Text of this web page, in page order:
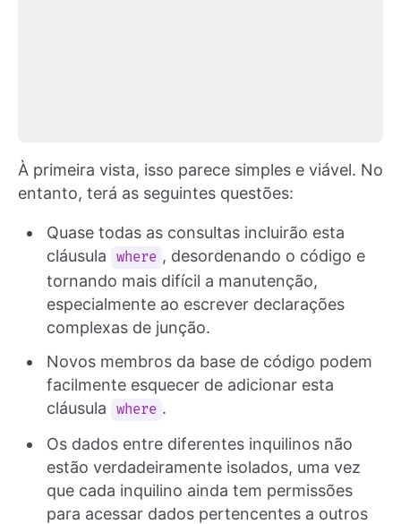
À primeira vista, isso parece simples e viável. No
entanto, terá as seguintes questões:
Quase todas as consultas incluirão esta
cláusula
where , desordenando o código e
tornando mais difícil a manutenção,
especialmente ao escrever declarações
complexas de junção.
Novos membros da base de código podem
facilmente esquecer de adicionar esta
cláusula
where .
Os dados entre diferentes inquilinos não
estão verdadeiramente isolados, uma vez
que cada inquilino ainda tem permissões
para acessar dados pertencentes a outros